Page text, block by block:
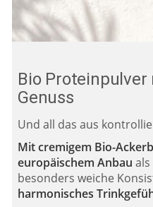
Bio
Genuss
Und all das aus
Mit cremigem Bio-
europäischem Anbau
besonders weiche
harmonisches